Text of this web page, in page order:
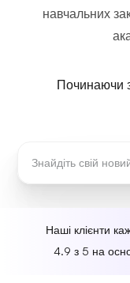
навчальних
Починаючи
Наші клієнти
4.9 з 5 на